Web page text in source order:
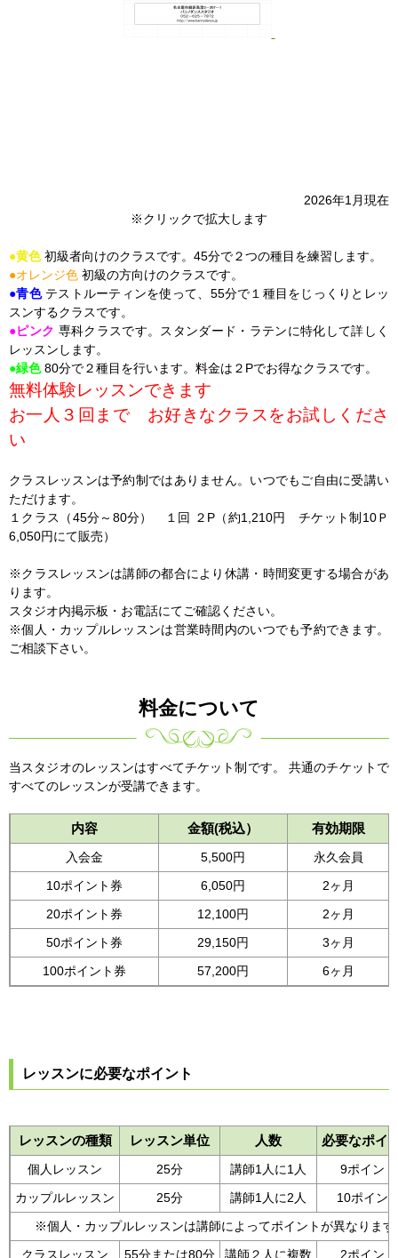
2026年1月現在
※クリックで拡大します
●黄色 初級者向けのクラスです。45分で２つの種目を練習します。
●オレンジ色 初級の方向けのクラスです。
●青色 テストルーティンを使って、55分で１種目をじっくりとレッ
スンするクラスです。
●ピンク 専科クラスです。スタンダード・ラテンに特化して詳しく
レッスンします。
●緑色 80分で２種目を行います。料金は２Pでお得なクラスです。
無料体験レッスンできます
お一人３回まで お好きなクラスをお試しくださ
い
クラスレッスンは予約制ではありません。いつでもご自由に受講い
ただけます。
１クラス（45分～80分） １回 ２P（約1,210円 チケット制10Ｐ
6,050円にて販売）
※クラスレッスンは講師の都合により休講・時間変更する場合があ
ります。
スタジオ内掲示板・お電話にてご確認ください。
※個人・カップルレッスンは営業時間内のいつでも予約できます。
ご相談下さい。
料金について
当スタジオのレッスンはすべてチケット制です。 共通のチケットで
すべてのレッスンが受講できます。
内容 金額(税込） 有効期限
入会金 5,500円
永久会員
10ポイント券
6,050円
2ヶ月
20ポイント券
12,100円
2ヶ月
50ポイント券
29,150円
3ヶ月
100ポイント券
57,200円 6ヶ月
レッスンに必要なポイント
レッスンの種類 レッスン単位 人数 必要なポイ
個人レッスン 25分 講師1人に1人
9ポイント
カップルレッスン
25分 講師1人に2人
10ポイン
※個人・カップルレッスンは講師によってポイントが異なります
クラスレッスン
55分または80分 講師２人に複数 2ポイント